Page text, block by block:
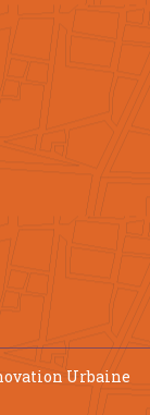
Urbaine